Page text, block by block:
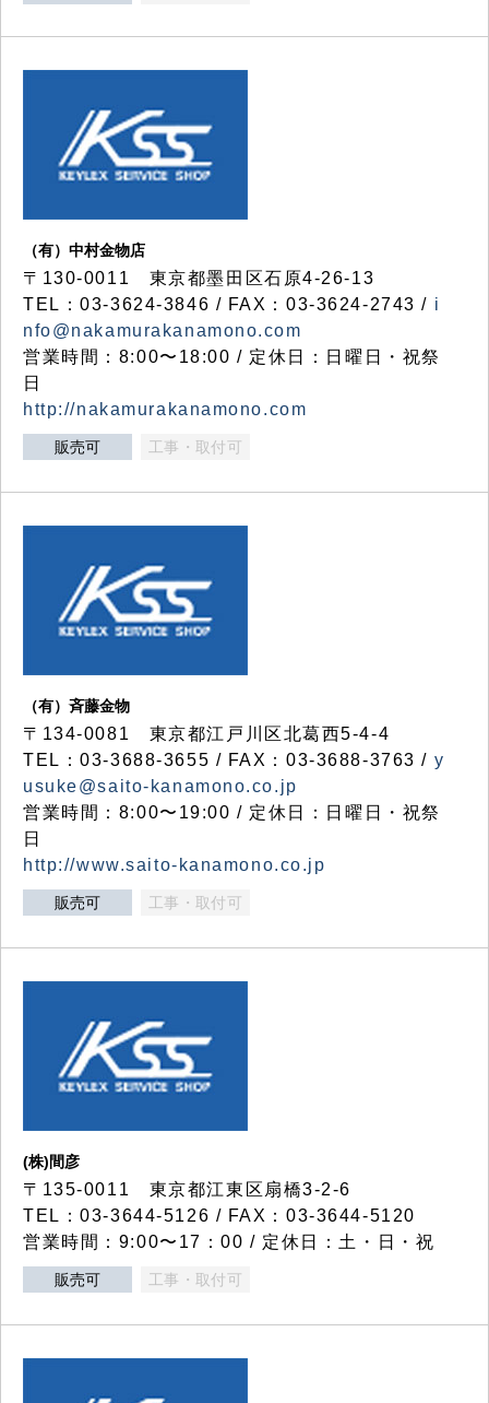
（有）中村金物店
〒130-0011 東京都墨田区石原4-26-13
TEL：03-3624-3846 / FAX：03-3624-2743 / i
nfo@nakamurakanamono.com
営業時間：8:00〜18:00 / 定休日：日曜日・祝祭
日
http://nakamurakanamono.com
販売可 工事・取付可
（有）斉藤金物
〒134-0081 東京都江戸川区北葛西5-4-4
TEL：03-3688-3655 / FAX：03-3688-3763 / y
usuke@saito-kanamono.co.jp
営業時間：8:00〜19:00 / 定休日：日曜日・祝祭
日
http://www.saito-kanamono.co.jp
販売可 工事・取付可
(株)間彦
〒135-0011 東京都江東区扇橋3-2-6
TEL：03-3644-5126 / FAX：03-3644-5120
営業時間：9:00〜17：00 / 定休日：土・日・祝
販売可 工事・取付可